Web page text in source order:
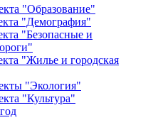
"Образование"
"Демография"
"Безопасные и
"Жилье и городская
"Экология"
"Культура"